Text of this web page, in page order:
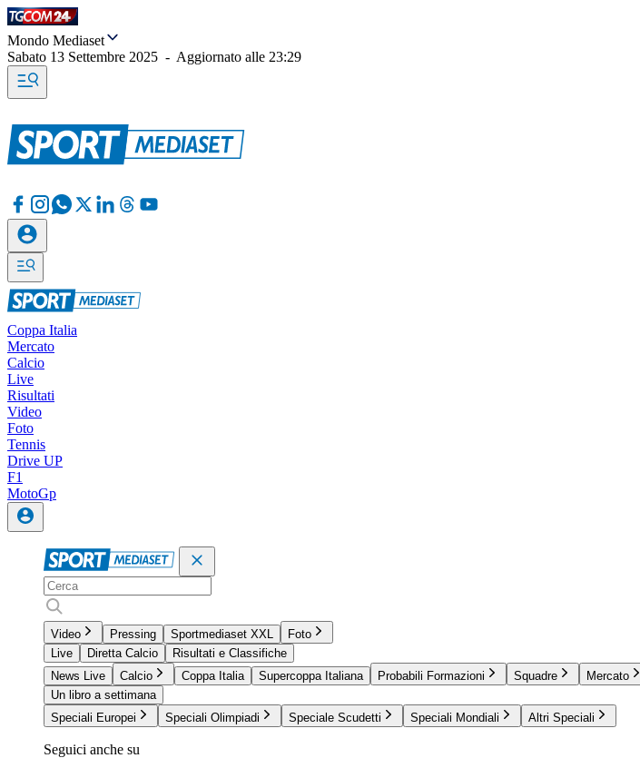
Mondo Mediaset
Sabato 13 Settembre 2025 - Aggiornato alle 23:29
Coppa Italia
Mercato
Calcio
Live
Risultati
Video
Foto
Tennis
Drive UP
F1
MotoGp
Video Pressing Sportmediaset XXL
Foto
Live
Diretta Calcio
Risultati e Classifiche
News Live
Calcio Coppa Italia Supercoppa Italiana Probabili Formazioni Squadre Mercato
Un libro a settimana
Speciali Europei
Speciali Olimpiadi Speciale Scudetti Speciali Mondiali Altri Speciali
Seguici anche su